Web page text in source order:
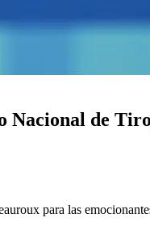
Nacional de
para las